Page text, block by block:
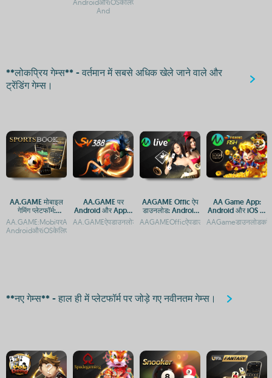
And
**लोकप्रिय गेम्स** - वर्तमान में सबसे अधिक खेले जाने वाले और
ट्रेंडिंग गेम्स।
AA.GAME मोबाइल
गेमिंग प्लेटफॉर्म:
Android और iOS पर
एक्सेस गाइड
AA.GAME:MobiपरAndroidऔरiOSकेलिएमोबाइलगेम्सडाउनलोडकरेंAA.GAME:Mobi-
AndroidऔरiOSकेलिएऐपडाउ
AA.GAME पर
Android और Apple
के लिए APP और APK
एक्सेस
AAGAME Offic ऐप
डाउनलोड: Android
और iOS प्लेटफ़ॉर्म
गाइड
AA Game App:
Android और iOS पर
मुफ्त डाउनलोड और
एक्सेस
**नए गेम्स** - हाल ही में प्लेटफॉर्म पर जोड़े गए नवीनतम गेम्स।